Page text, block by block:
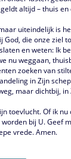
altijd – thuis
uiteindelijk is
God, die onze ziel
en weten: Ik
nu weggaan,
zoeken van
in Zijn
maar dichtbij,
toevlucht. Of ik
bij U. Geef
vrede. Amen.